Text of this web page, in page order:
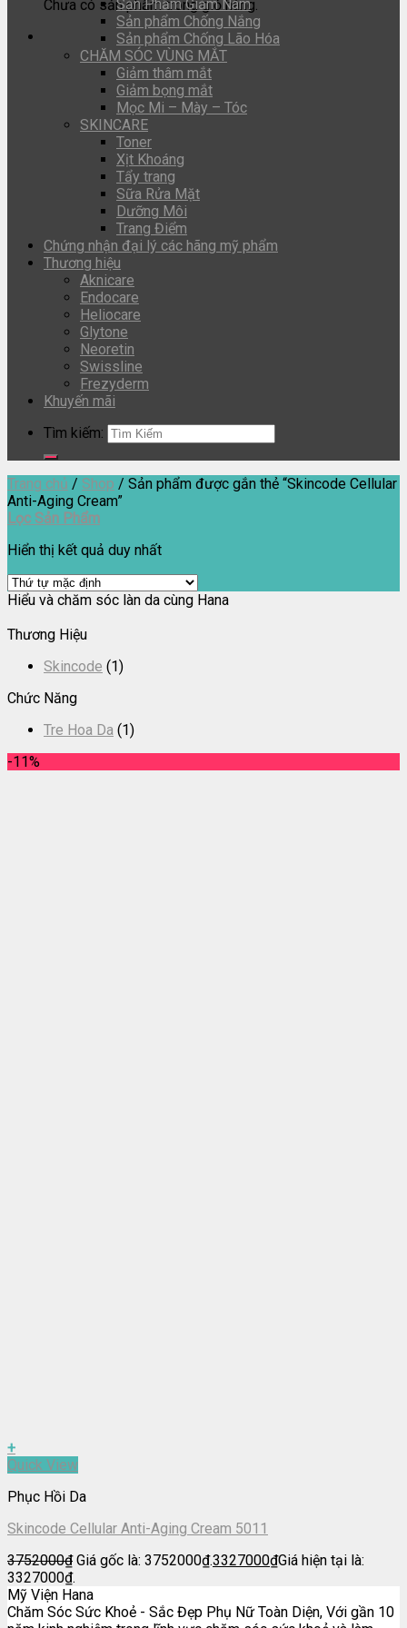
Chưa có sản phẩm trong giỏ hàng.
Sản Phẩm Giảm Nám
Sản phẩm Chống Nắng
Sản phẩm Chống Lão Hóa
CHĂM SÓC VÙNG MẮT
Giảm thâm mắt
Giảm bọng mắt
Mọc Mi – Mày – Tóc
SKINCARE
Toner
Xịt Khoáng
Tẩy trang
Sữa Rửa Mặt
Dưỡng Môi
Trang Điểm
Chứng nhận đại lý các hãng mỹ phẩm
Thương hiệu
Aknicare
Endocare
Heliocare
Glytone
Neoretin
Swissline
Frezyderm
Khuyến mãi
Tìm kiếm:
Trang chủ / Shop / Sản phẩm được gắn thẻ “Skincode Cellular
Anti-Aging Cream”
Lọc Sản Phẩm
Hiển thị kết quả duy nhất
Hiểu và chăm sóc làn da cùng Hana
Thương Hiệu
Skincode (1)
Chức Năng
Tre Hoa Da (1)
-11%
+
Quick View
Phục Hồi Da
Skincode Cellular Anti-Aging Cream 5011
3752000₫ Giá gốc là: 3752000₫.3327000₫Giá hiện tại là:
3327000₫.
Mỹ Viện Hana
Chăm Sóc Sức Khoẻ - Sắc Đẹp Phụ Nữ Toàn Diện, Với gần 10